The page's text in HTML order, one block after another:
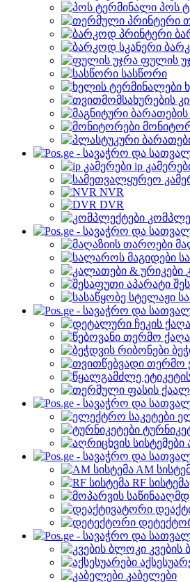
პოს
ფულის
სასწორი
ip
NVR
DVR
AM
RF სისტემა
კაბელები